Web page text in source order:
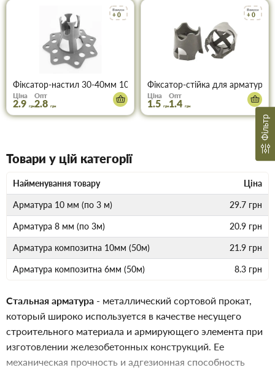
Бонуси
+ 0
Фіксатор-настил 30-40мм 100 шт
Ціна
2.9 грн
Опт
2.8 грн
Бонуси
+ 0
Фіксатор-стійка для
Ціна
1.5 грн
Опт
1.4 грн
Фільтр
Товари у цій категорії
Найменування товару Ціна
Арматура 10 мм (по 3 м) 29.7 грн
Арматура 8 мм (по 3м) 20.9 грн
Арматура композитна 10мм (50м) 21.9 грн
Арматура композитна 6мм (50м) 8.3 грн
Стальная арматура - металлический сортовой прокат,
который широко используется в качестве несущего
строительного материала и армирующего элемента при
изготовлении железобетонных конструкций. Ее
механическая прочность и адгезионная способность